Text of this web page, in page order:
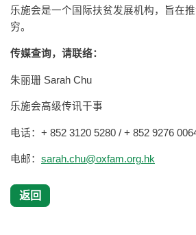
乐施会是一个国际扶贫发展机构，旨在
穷。
传媒查询，请联络：
朱丽珊 Sarah Chu
乐施会高级传讯干事
电话：+ 852 3120 5280 / + 852 9276
电邮： sarah.chu@oxfam.org.hk
返回